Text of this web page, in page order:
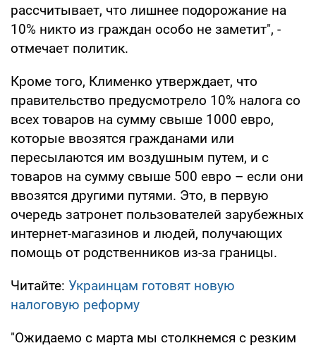
рассчитывает, что лишнее подорожание на
10% никто из граждан особо не заметит", -
отмечает политик.
Кроме того, Клименко утверждает, что
правительство предусмотрело 10% налога со
всех товаров на сумму свыше 1000 евро,
которые ввозятся гражданами или
пересылаются им воздушным путем, и с
товаров на сумму свыше 500 евро – если они
ввозятся другими путями. Это, в первую
очередь затронет пользователей зарубежных
интернет-магазинов и людей, получающих
помощь от родственников из-за границы.
Читайте: Украинцам готовят новую
налоговую реформу
"Ожидаемо с марта мы столкнемся с резким